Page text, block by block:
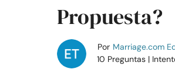
Propuesta?
Por Marriage.com
10 Preguntas |